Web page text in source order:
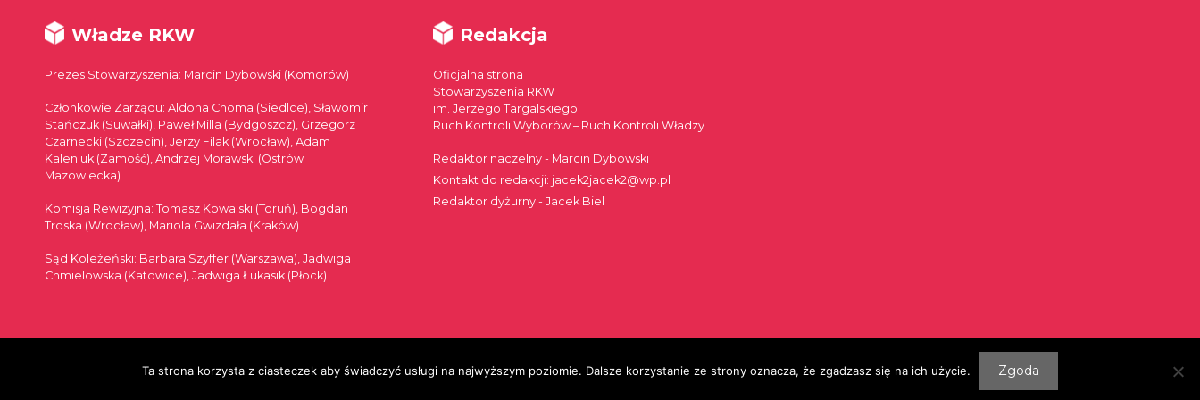
Władze RKW
Prezes Stowarzyszenia: Marcin Dybowski (Komorów)
Członkowie Zarządu: Aldona Choma (Siedlce), Sławomir
Stańczuk (Suwałki), Paweł Milla (Bydgoszcz), Grzegorz
Czarnecki (Szczecin), Jerzy Filak (Wrocław), Adam
Kaleniuk (Zamość), Andrzej Morawski (Ostrów
Mazowiecka)
Komisja Rewizyjna: Tomasz Kowalski (Toruń), Bogdan
Troska (Wrocław), Mariola Gwizdała (Kraków)
Sąd Koleżeński: Barbara Szyffer (Warszawa), Jadwiga
Chmielowska (Katowice), Jadwiga Łukasik (Płock)
Redakcja
Oficjalna strona
Stowarzyszenia RKW
im. Jerzego Targalskiego
Ruch Kontroli Wyborów – Ruch Kontroli Władzy
Redaktor naczelny - Marcin Dybowski
Kontakt do redakcji: jacek2jacek2@wp.pl
Redaktor dyżurny - Jacek Biel
Szukaj:
Ta strona korzysta z ciasteczek aby świadczyć usługi na najwyższym poziomie. Dalsze korzystanie ze strony oznacza, że zgadzasz się na ich użycie. Zgoda